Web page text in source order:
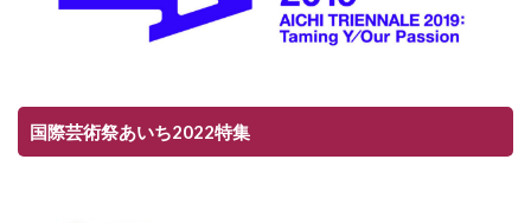
国際芸術祭あいち2022特集